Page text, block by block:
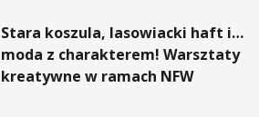
Stara koszula, lasowiacki haft i…
moda z charakterem! Warsztaty
kreatywne w ramach NFW